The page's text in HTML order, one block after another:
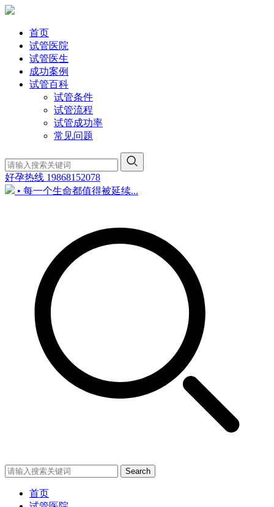
首页
试管医院
试管医生
成功案例
试管百科
试管条件
试管流程
试管成功率
常见问题
好孕热线 19868152078
• 每一个生命都值得被延续...
Search
首页